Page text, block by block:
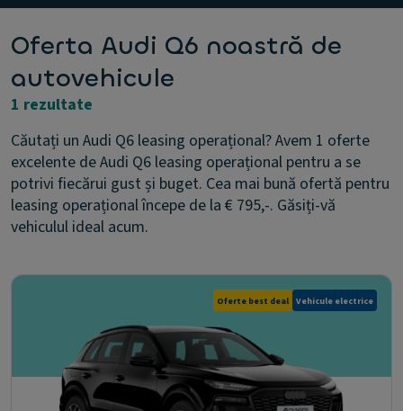
Oferta Audi Q6 noastră de
autovehicule
1 rezultate
Căutați un Audi Q6 leasing operațional? Avem 1 oferte
excelente de Audi Q6 leasing operațional pentru a se
potrivi fiecărui gust și buget. Cea mai bună ofertă pentru
leasing operațional începe de la € 795,-. Găsiți-vă
vehiculul ideal acum.
Oferte best deal Vehicule electrice